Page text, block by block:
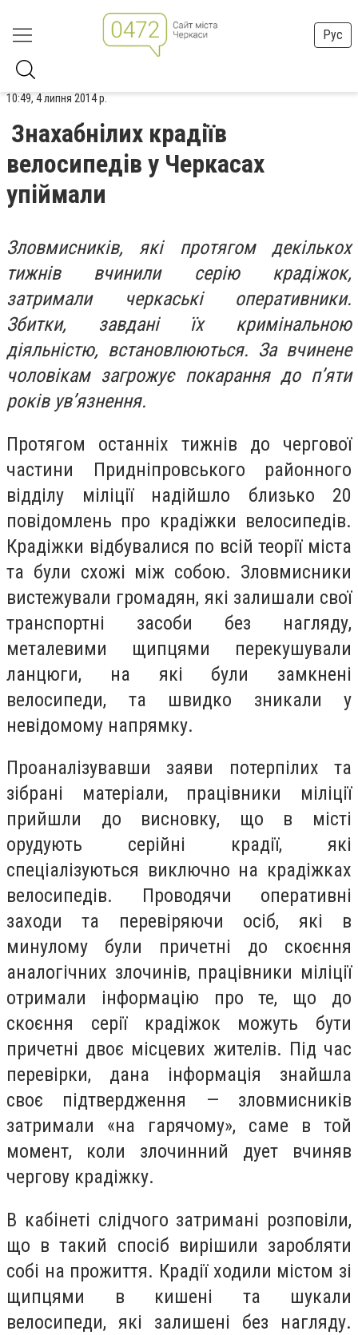
Рус
10:49, 4 липня 2014 р.
Знахабнілих крадіїв
велосипедів у Черкасах
упіймали
Зловмисників, які протягом декількох
тижнів вчинили серію крадіжок,
затримали черкаські оперативники.
Збитки, завдані їх кримінальною
діяльністю, встановлюються. За вчинене
чоловікам загрожує покарання до п’яти
років ув’язнення.
Протягом останніх тижнів до чергової
частини Придніпровського районного
відділу міліції надійшло близько 20
повідомлень про крадіжки велосипедів.
Крадіжки відбувалися по всій теорії міста
та були схожі між собою. Зловмисники
вистежували громадян, які залишали свої
транспортні засоби без нагляду,
металевими щипцями перекушували
ланцюги, на які були замкнені
велосипеди, та швидко зникали у
невідомому напрямку.
Проаналізувавши заяви потерпілих та
зібрані матеріали, працівники міліції
прийшли до висновку, що в місті
орудують серійні крадії, які
спеціалізуються виключно на крадіжках
велосипедів. Проводячи оперативні
заходи та перевіряючи осіб, які в
минулому були причетні до скоєння
аналогічних злочинів, працівники міліції
отримали інформацію про те, що до
скоєння серії крадіжок можуть бути
причетні двоє місцевих жителів. Під час
перевірки, дана інформація знайшла
своє підтвердження — зловмисників
затримали «на гарячому», саме в той
момент, коли злочинний дует вчиняв
чергову крадіжку.
В кабінеті слідчого затримані розповіли,
що в такий спосіб вирішили заробляти
собі на прожиття. Крадії ходили містом зі
щипцями в кишені та шукали
велосипеди, які залишені без нагляду.